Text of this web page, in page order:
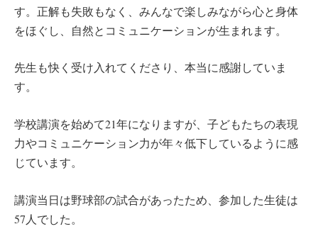
す。正解も失敗もなく、みんなで楽しみながら心と身体
をほぐし、自然とコミュニケーションが生まれます。
先生も快く受け入れてくださり、本当に感謝していま
す。
学校講演を始めて21年になりますが、子どもたちの表現
力やコミュニケーション力が年々低下しているように感
じています。
講演当日は野球部の試合があったため、参加した生徒は
57人でした。